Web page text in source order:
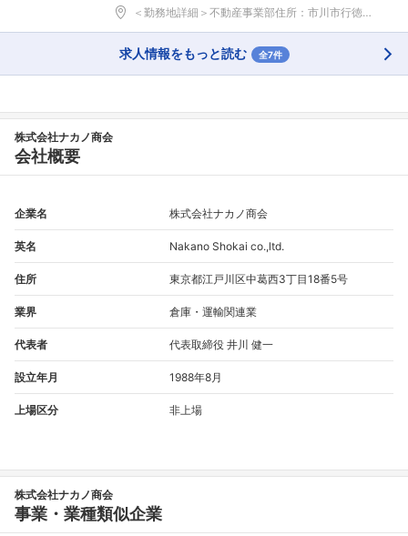
＜勤務地詳細＞不動産事業部住所：市川市行徳駅前2-...
求人情報をもっと読む 全7件
株式会社ナカノ商会
会社概要
企業名 株式会社ナカノ商会
英名 Nakano Shokai co.,ltd.
住所 東京都江戸川区中葛西3丁目18番5号
業界 倉庫・運輸関連業
代表者 代表取締役 井川 健一
設立年月 1988年8月
上場区分 非上場
株式会社ナカノ商会
事業・業種類似企業